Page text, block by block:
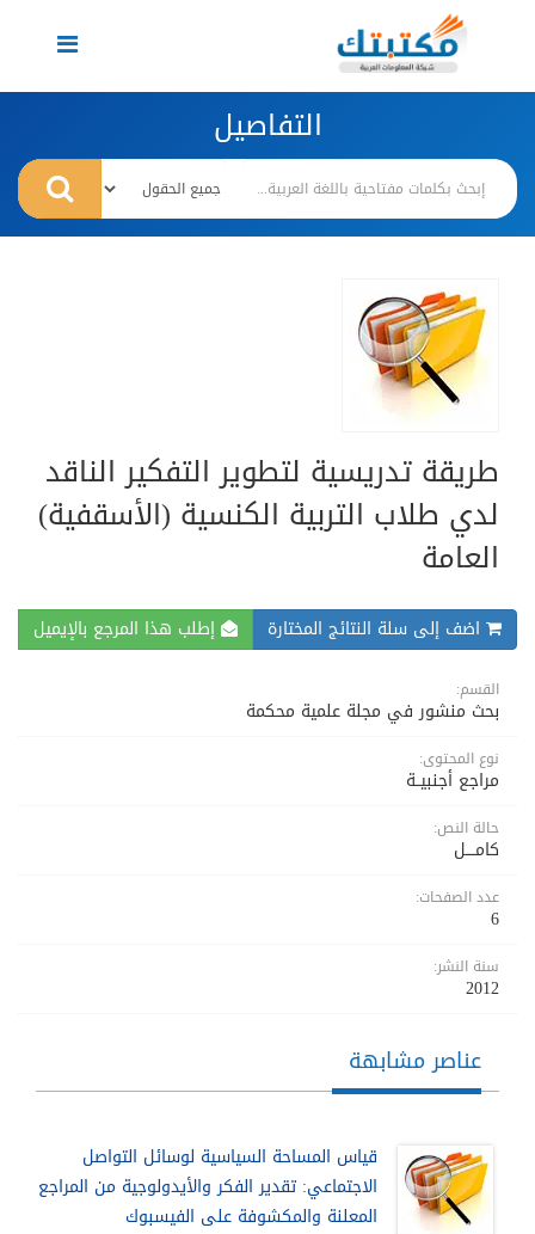
Toggle
navigation
التفاصيل
طريقة تدريسية لتطوير التفكير الناقد
لدي طلاب التربية الكنسية (الأسقفية)
العامة
اضف إلى سلة النتائج المختارة إطلب هذا المرجع بالإيميل
القسم:
بحث منشور في مجلة علمية محكمة
نوع المحتوى:
مراجع أجنبيــة
حالة النص:
كامــــل
عدد الصفحات:
6
سنة النشر:
2012
عناصر مشابهة
قياس المساحة السياسية لوسائل التواصل
الاجتماعي: تقدير الفكر والأيدولوجية من المراجع
المعلنة والمكشوفة على الفيسبوك